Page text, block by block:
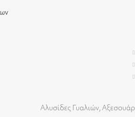
Αλυσίδες Γυαλιών,Αξεσουάρ